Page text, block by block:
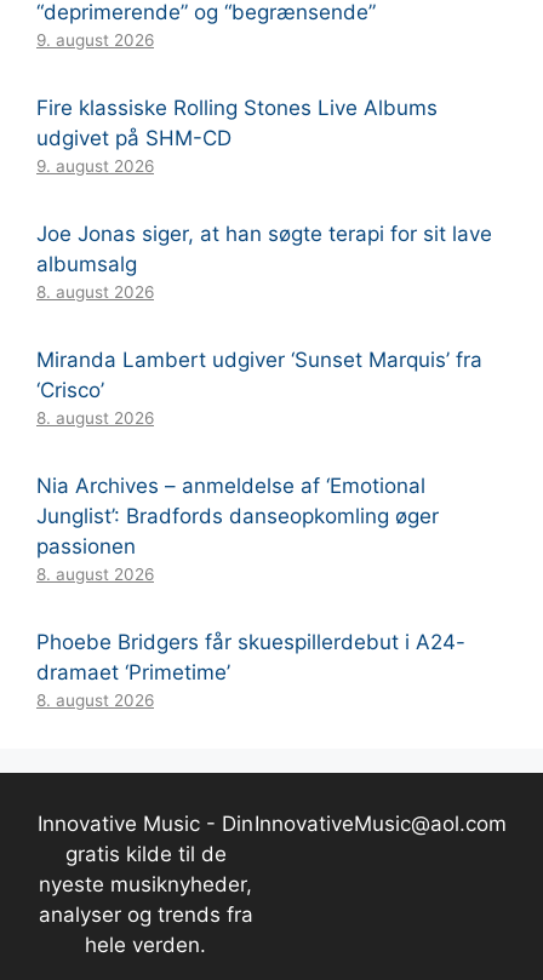
“deprimerende” og “begrænsende”
9. august 2026
Fire klassiske Rolling Stones Live Albums
udgivet på SHM-CD
9. august 2026
Joe Jonas siger, at han søgte terapi for sit lave
albumsalg
8. august 2026
Miranda Lambert udgiver ‘Sunset Marquis’ fra
‘Crisco’
8. august 2026
Nia Archives – anmeldelse af ‘Emotional
Junglist’: Bradfords danseopkomling øger
passionen
8. august 2026
Phoebe Bridgers får skuespillerdebut i A24-
dramaet ‘Primetime’
8. august 2026
Innovative Music - Din
gratis kilde til de
nyeste musiknyheder,
analyser og trends fra
hele verden.
InnovativeMusic@aol.com